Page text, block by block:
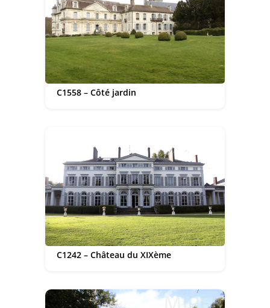
C1558 – Côté jardin
C1242 – Château du XIXème